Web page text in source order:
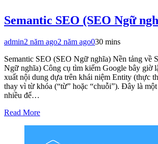
Semantic SEO (SEO Ngữ
admin2 năm ago2 năm ago030 mins
Semantic SEO (SEO Ngữ nghĩa) Nền tảng về
Ngữ nghĩa) Công cụ tìm kiếm Google bây giờ
xuất nội dung dựa trên khái niệm Entity (thực
thay vì từ khóa (“từ” hoặc “chuỗi”). Đây là
nhiều để…
Read More